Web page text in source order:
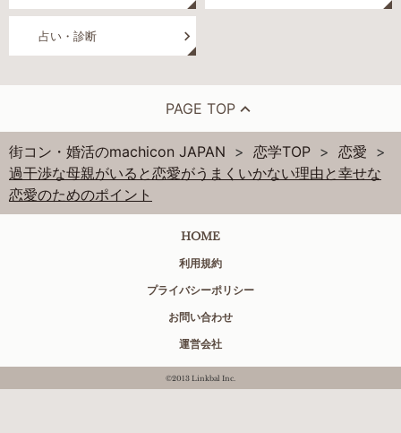
占い・診断
PAGE TOP
街コン・婚活のmachicon JAPAN 恋学TOP
恋愛
過干渉な母親がいると恋愛がうまくいかない理由と幸せな
恋愛のためのポイント
HOME
利用規約
プライバシーポリシー
お問い合わせ
運営会社
©2013 Linkbal Inc.